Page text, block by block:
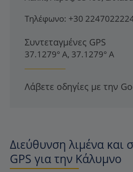
Τηλέφωνο: +30
Συντεταγμένες GPS
37.1279° Α, 37.1279° Α
Λάβετε οδηγίες με την
Διεύθυνση λιμένα και
GPS για την Κάλυμνο